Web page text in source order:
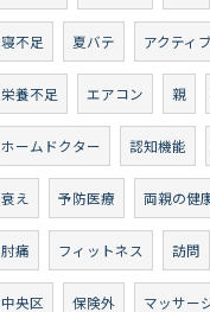
寝不足 夏バテ アクティ
栄養不足 エアコン 親
ホームドクター 認知機能
衰え 予防医療 両親の健
肘痛 フィットネス 訪問
中央区 保険外 マッサー